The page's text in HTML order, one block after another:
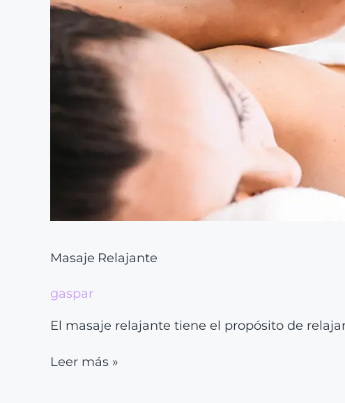
Masaje Relajante
gaspar
El masaje relajante tiene el propósito de
Leer más »